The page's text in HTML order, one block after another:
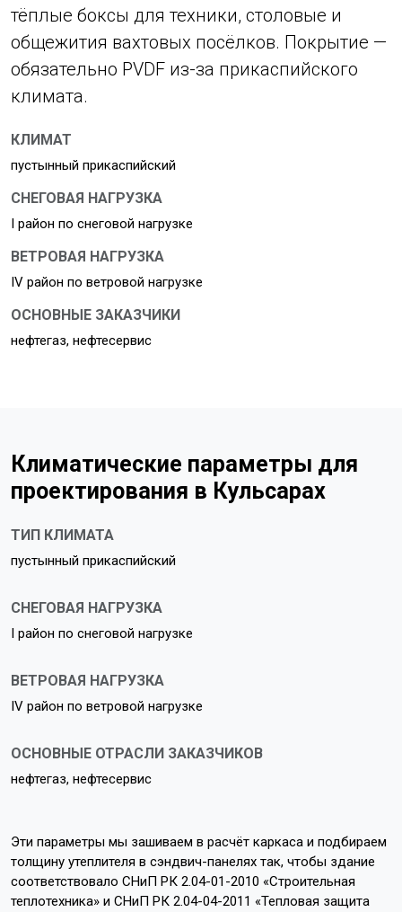
тёплые боксы для техники, столовые и
общежития вахтовых посёлков. Покрытие —
обязательно PVDF из-за прикаспийского
климата.
КЛИМАТ
пустынный прикаспийский
СНЕГОВАЯ НАГРУЗКА
I район по снеговой нагрузке
ВЕТРОВАЯ НАГРУЗКА
IV район по ветровой нагрузке
ОСНОВНЫЕ ЗАКАЗЧИКИ
нефтегаз, нефтесервис
Климатические параметры для
проектирования в Кульсарах
ТИП КЛИМАТА
пустынный прикаспийский
СНЕГОВАЯ НАГРУЗКА
I район по снеговой нагрузке
ВЕТРОВАЯ НАГРУЗКА
IV район по ветровой нагрузке
ОСНОВНЫЕ ОТРАСЛИ ЗАКАЗЧИКОВ
нефтегаз, нефтесервис
Эти параметры мы зашиваем в расчёт каркаса и подбираем
толщину утеплителя в сэндвич-панелях так, чтобы здание
соответствовало СНиП РК 2.04-01-2010 «Строительная
теплотехника» и СНиП РК 2.04-04-2011 «Тепловая защита